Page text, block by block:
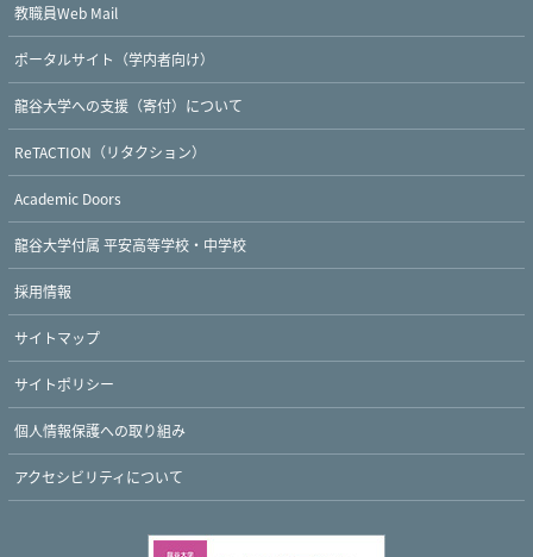
Twitter FacebookYouTube
教職員Web Mail
ポータルサイト（学内者向け）
龍谷大学への支援（寄付）について
ReTACTION（リタクション）
Academic Doors
龍谷大学付属 平安高等学校・中学校
採用情報
サイトマップ
サイトポリシー
個人情報保護への取り組み
アクセシビリティについて